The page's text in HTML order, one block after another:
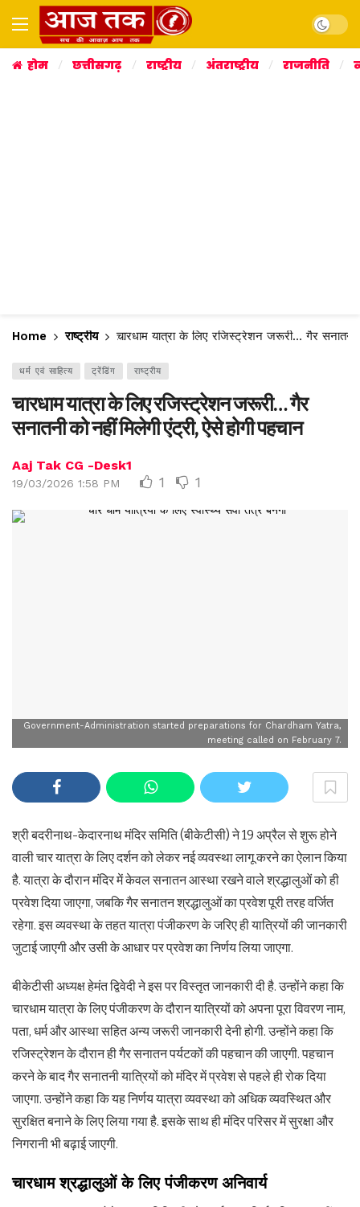
Dark
होम छत्तीसगढ़ राष्ट्रीय अंतराष्ट्रीय राजनीति
Home राष्ट्रीय चारधाम यात्रा के लिए रजिस्ट्रेशन जरूरी… गैर सनातनी
धर्म एवं साहित्य ट्रेंडिंग राष्ट्रीय
चारधाम यात्रा के लिए रजिस्ट्रेशन जरूरी… गैर
सनातनी को नहीं मिलेगी एंट्री, ऐसे होगी पहचान
Aaj Tak CG -Desk1
19/03/2026 1:58 PM 1 1
Government-Administration started preparations for Chardham Yatra,
meeting called on February 7.
श्री बदरीनाथ-केदारनाथ मंदिर समिति (बीकेटीसी) ने 19 अप्रैल से शुरू होने
वाली चार यात्रा के लिए दर्शन को लेकर नई व्यवस्था लागू करने का ऐलान किया
है. यात्रा के दौरान मंदिर में केवल सनातन आस्था रखने वाले श्रद्धालुओं को ही
प्रवेश दिया जाएगा, जबकि गैर सनातन श्रद्धालुओं का प्रवेश पूरी तरह वर्जित
रहेगा. इस व्यवस्था के तहत यात्रा पंजीकरण के जरिए ही यात्रियों की जानकारी
जुटाई जाएगी और उसी के आधार पर प्रवेश का निर्णय लिया जाएगा.
बीकेटीसी अध्यक्ष हेमंत द्विवेदी ने इस पर विस्तृत जानकारी दी है. उन्होंने कहा कि
चारधाम यात्रा के लिए पंजीकरण के दौरान यात्रियों को अपना पूरा विवरण नाम,
पता, धर्म और आस्था सहित अन्य जरूरी जानकारी देनी होगी. उन्होंने कहा कि
रजिस्ट्रेशन के दौरान ही गैर सनातन पर्यटकों की पहचान की जाएगी. पहचान
करने के बाद गैर सनातनी यात्रियों को मंदिर में प्रवेश से पहले ही रोक दिया
जाएगा. उन्होंने कहा कि यह निर्णय यात्रा व्यवस्था को अधिक व्यवस्थित और
सुरक्षित बनाने के लिए लिया गया है. इसके साथ ही मंदिर परिसर में सुरक्षा और
निगरानी भी बढ़ाई जाएगी.
चारधाम श्रद्धालुओं के लिए पंजीकरण अनिवार्य